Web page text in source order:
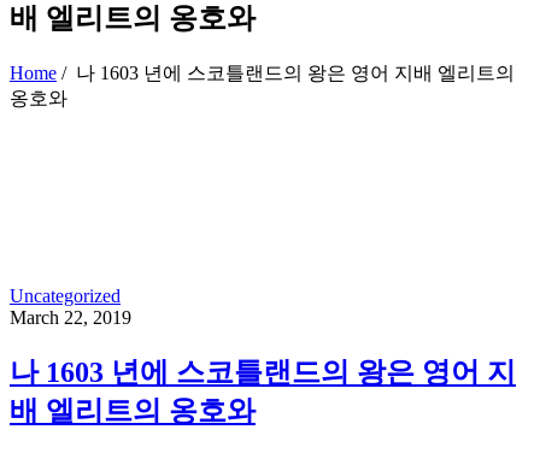
배 엘리트의 옹호와
Home / 나 1603 년에 스코틀랜드의 왕은 영어 지배 엘리트의
옹호와
Uncategorized
March 22, 2019
나 1603 년에 스코틀랜드의 왕은 영어 지
배 엘리트의 옹호와